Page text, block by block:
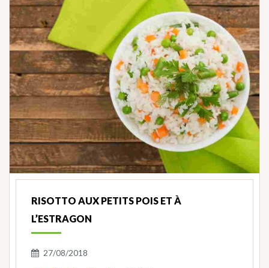
RISOTTO AUX PETITS POIS ET À
L’ESTRAGON
27/08/2018